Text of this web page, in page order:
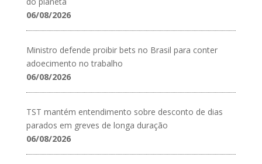
06/08/2026
Ministro defende proibir bets no Brasil para conter
adoecimento no trabalho
06/08/2026
TST mantém entendimento sobre desconto de dias
parados em greves de longa duração
06/08/2026